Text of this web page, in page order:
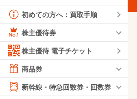
初めての方へ：買取手順
株主優待券
株主優待 電子チケット
商品券
新幹線・特急回数券・回数券